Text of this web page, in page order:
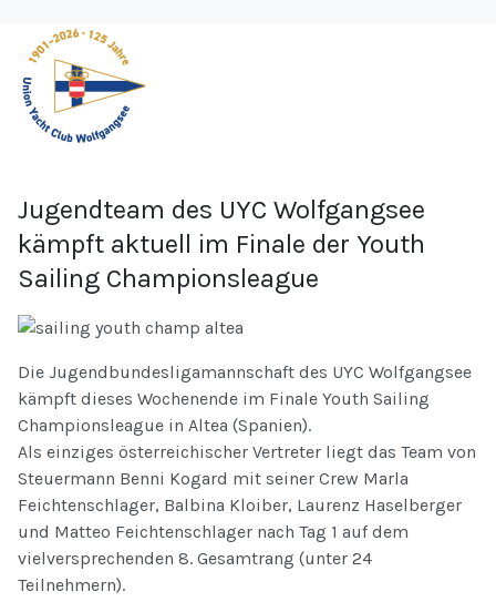
Jugendteam des UYC Wolfgangsee
kämpft aktuell im Finale der Youth
Sailing Championsleague
Die Jugendbundesligamannschaft des UYC Wolfgangsee
kämpft dieses Wochenende im Finale Youth Sailing
Championsleague in Altea (Spanien).
Als einziges österreichischer Vertreter liegt das Team von
Steuermann Benni Kogard mit seiner Crew Marla
Feichtenschlager, Balbina Kloiber, Laurenz Haselberger
und Matteo Feichtenschlager nach Tag 1 auf dem
vielversprechenden 8. Gesamtrang (unter 24
Teilnehmern).